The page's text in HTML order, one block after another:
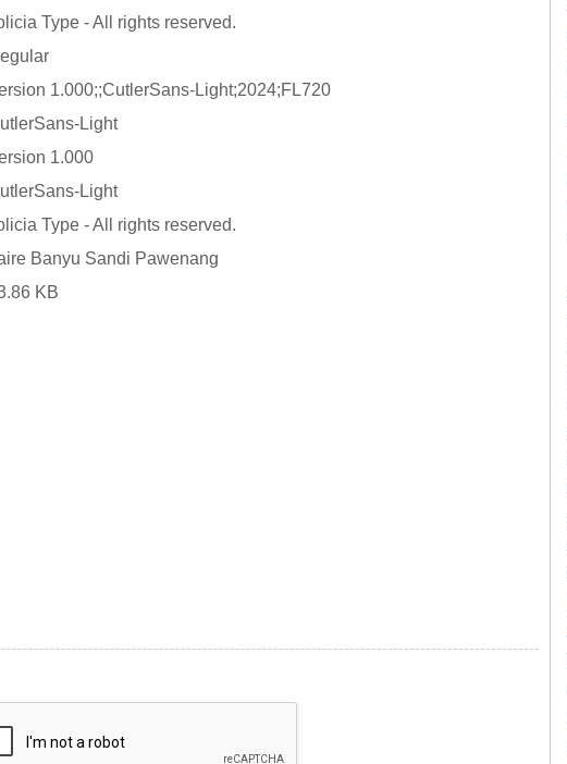
Type - All rights reserved.
1.000;;CutlerSans-Light;2024;FL720
Light
1.000
Light
Type - All rights reserved.
Banyu Sandi Pawenang
KB